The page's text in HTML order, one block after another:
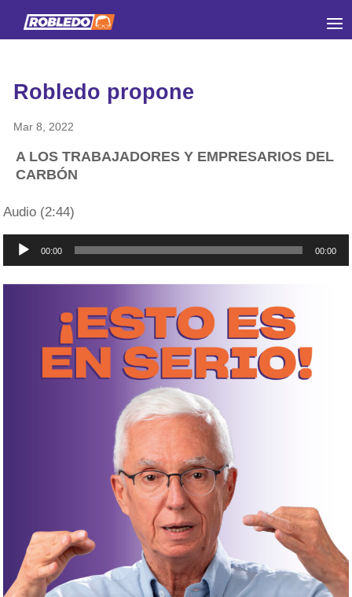
Robledo propone
Mar 8, 2022
A LOS TRABAJADORES Y EMPRESARIOS DEL
CARBÓN
Audio (2:44)
Reproductor
00:00 00:00